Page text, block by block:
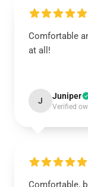
Comfortable
at all!
J Juniper
Verified
Comfortable,